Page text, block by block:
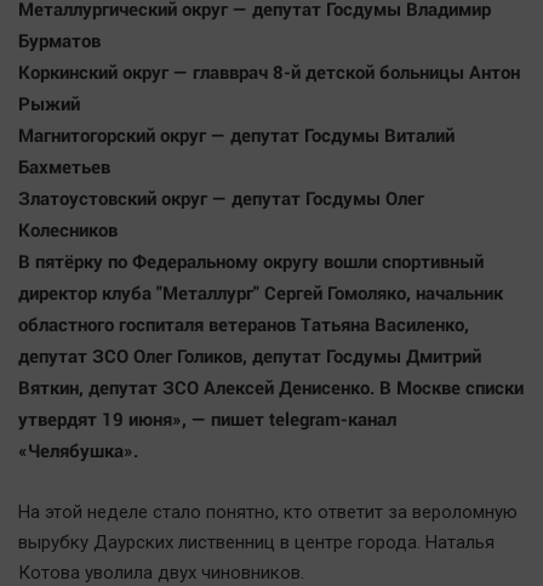
Металлургический округ — депутат Госдумы Владимир
Бурматов
Коркинский округ — главврач 8-й детской больницы Антон
Рыжий
Магнитогорский округ — депутат Госдумы Виталий
Бахметьев
Златоустовский округ — депутат Госдумы Олег
Колесников
В пятёрку по Федеральному округу вошли спортивный
директор клуба "Металлург" Сергей Гомоляко, начальник
областного госпиталя ветеранов Татьяна Василенко,
депутат ЗСО Олег Голиков, депутат Госдумы Дмитрий
Вяткин, депутат ЗСО Алексей Денисенко. В Москве списки
утвердят 19 июня», — пишет telegram-канал
«Челябушка».
На этой неделе стало понятно, кто ответит за вероломную
вырубку Даурских лиственниц в центре города. Наталья
Котова уволила двух чиновников.